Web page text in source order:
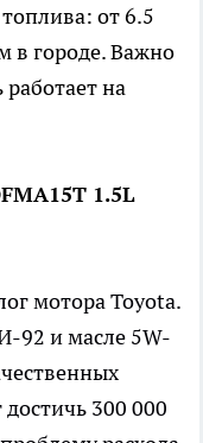
топлива: от 6.5
в городе. Важно
на
1.5L
мотора Toyota.
92 и масле 5W-
300 000